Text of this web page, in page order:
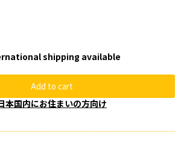
shipping available
Add to cart
本国内にお住まいの方向け